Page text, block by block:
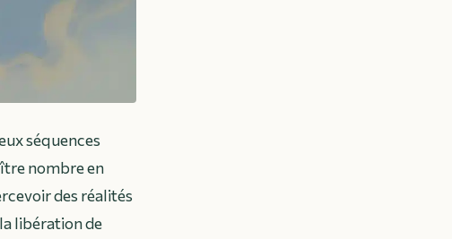
séquences
nombre en
des réalités
libération de